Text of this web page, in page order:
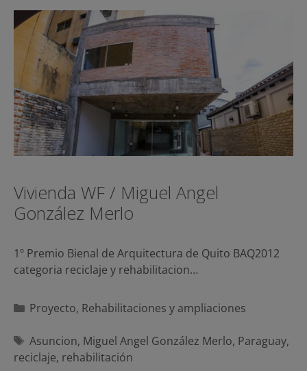
Vivienda WF / Miguel Angel
González Merlo
1º Premio Bienal de Arquitectura de Quito BAQ2012
categoria reciclaje y rehabilitacion…
Categorías
Proyecto, Rehabilitaciones y ampliaciones
Etiquetas
Asuncion, Miguel Angel González Merlo, Paraguay,
reciclaje, rehabilitación